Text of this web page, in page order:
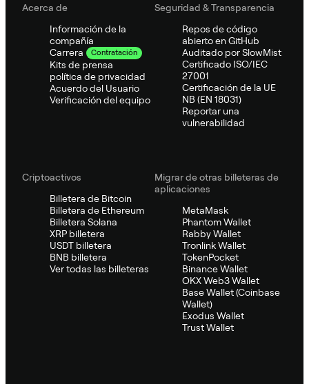
Acerca de
Información de la
compañía
Carrera
Contratación
Kits de prensa
política de privacidad
Acuerdo del Usuario
Verificación del equipo
Seguridad & Transparencia
Repos de código
abierto en GitHub
Auditado por SlowMist
Certificado ISO/IEC
27001
Certificación de la UE
NB (EN 18031)
Reportar una
vulnerabilidad
Criptoactivos
Billetera de Bitcoin
Billetera de Ethereum
Billetera Solana
XRP billetera
USDT billetera
BNB billetera
Ver todas las billeteras
Migrar de otras billeteras de
aplicaciones
MetaMask
Phantom Wallet
Rabby Wallet
Tronlink Wallet
TokenPocket
Binance Wallet
OKX Web3 Wallet
Base Wallet (Coinbase
Wallet)
Exodus Wallet
Trust Wallet